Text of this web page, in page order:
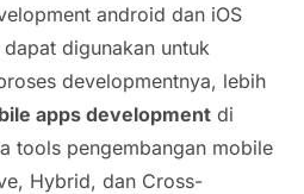
android dan iOS
digunakan untuk
developmentnya, lebih
apps development di
tools pengembangan mobile
, Hybrid, dan Cross-